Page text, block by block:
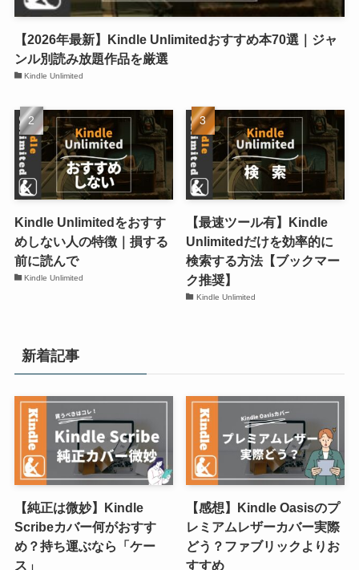
【2026年最新】Kindle Unlimitedおすすめ本70選｜ジャ
ンル別読み放題作品を厳選
Kindle Unlimited
Kindle Unlimitedをおすす
めしない人の特徴｜損する
前に読んで
Kindle Unlimited
【最速ツール有】Kindle
Unlimitedだけを効率的に
検索する方法【ブックマー
ク推奨】
Kindle Unlimited
新着記事
【純正は微妙】Kindle
Scribeカバー何がおすす
め？持ち運ぶなら「ケー
ス」
【感想】Kindle Oasisのプ
レミアムレザーカバー実際
どう？ファブリックよりお
すすめ